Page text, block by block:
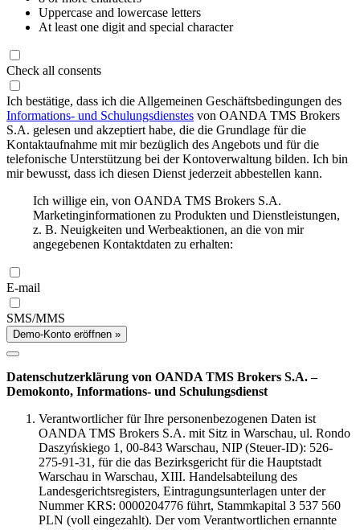
Uppercase and lowercase letters
At least one digit and special character
Check all consents
Ich bestätige, dass ich die Allgemeinen Geschäftsbedingungen des
Informations- und Schulungsdienstes von OANDA TMS Brokers
S.A. gelesen und akzeptiert habe, die die Grundlage für die
Kontaktaufnahme mit mir bezüglich des Angebots und für die
telefonische Unterstützung bei der Kontoverwaltung bilden. Ich bin
mir bewusst, dass ich diesen Dienst jederzeit abbestellen kann.
Ich willige ein, von OANDA TMS Brokers S.A.
Marketinginformationen zu Produkten und Dienstleistungen,
z. B. Neuigkeiten und Werbeaktionen, an die von mir
angegebenen Kontaktdaten zu erhalten:
E-mail
SMS/MMS
Demo-Konto eröffnen »
Datenschutzerklärung von OANDA TMS Brokers S.A. –
Demokonto, Informations- und Schulungsdienst
Verantwortlicher für Ihre personenbezogenen Daten ist
OANDA TMS Brokers S.A. mit Sitz in Warschau, ul. Rondo
Daszyńskiego 1, 00-843 Warschau, NIP (Steuer-ID): 526-
275-91-31, für die das Bezirksgericht für die Hauptstadt
Warschau in Warschau, XIII. Handelsabteilung des
Landesgerichtsregisters, Eintragungsunterlagen unter der
Nummer KRS: 0000204776 führt, Stammkapital 3 537 560
PLN (voll eingezahlt). Der vom Verantwortlichen ernannte